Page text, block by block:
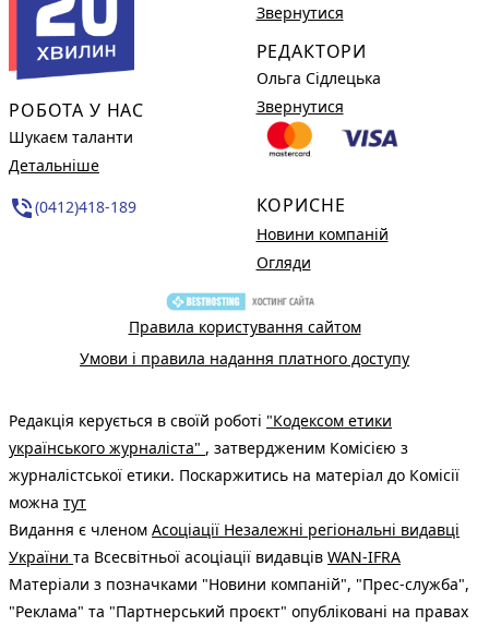
РОБОТА У НАС
Шукаєм таланти
Детальніше
phone_in_talk(0412)418-189
Звернутися
РЕДАКТОРИ
Ольга Сідлецька
Звернутися
КОРИСНЕ
Новини компаній
Огляди
Правила користування сайтом
Умови і правила надання платного доступу
Редакція керується в своїй роботі "Кодексом етики
українського журналіста" , затвердженим Комісією з
журналістської етики. Поскаржитись на матеріал до Комісії
можна тут
Видання є членом Асоціації Незалежні регіональні видавці
України та Всесвітньої асоціації видавців WAN-IFRA
Матеріали з позначками "Новини компаній", "Прес-служба",
"Реклама" та "Партнерський проєкт" опубліковані на правах